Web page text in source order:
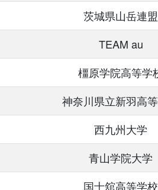
茨城県山岳連盟
TEAM au
橿原学院高等学
神奈川県立新羽高
西九州大学
青山学院大学
国士舘高等学校